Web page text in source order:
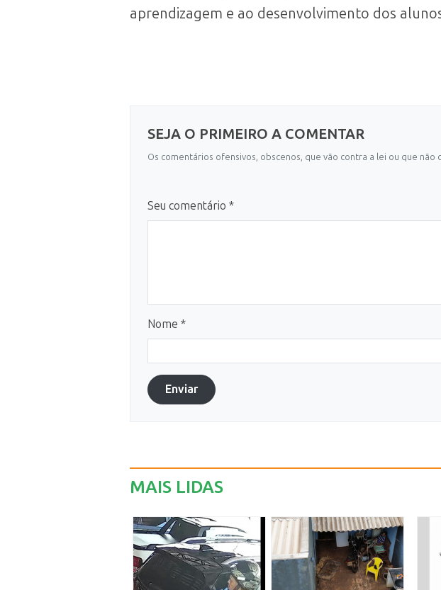
aprendizagem e ao desenvolvimento dos
SEJA O PRIMEIRO A COMENTAR
Os comentários ofensivos, obscenos, que vão contra a lei ou que
Seu comentário *
Nome *
Enviar
MAIS LIDAS